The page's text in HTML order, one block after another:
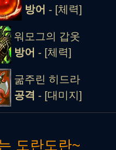
방어 - [체력]
워모그의 갑옷
방어 - [체력]
굶주린 히드라
공격 - [대미지]
도란도란~